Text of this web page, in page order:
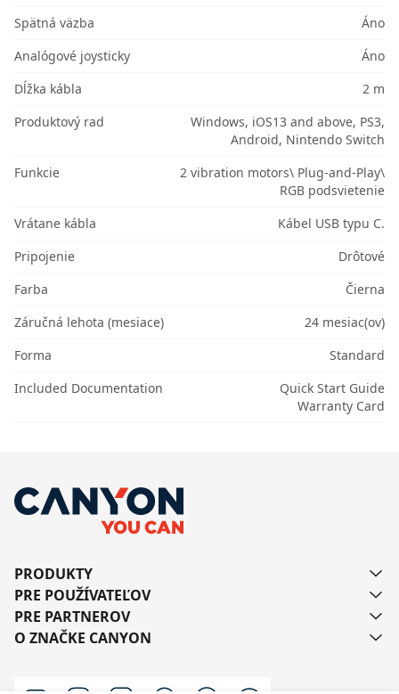
Spätná väzba
Áno
Analógové joysticky
Áno
Dĺžka kábla
2 m
Produktový rad
Windows, iOS13 and above, PS3,
Android, Nintendo Switch
Funkcie
2 vibration motors\ Plug-and-Play\
RGB podsvietenie
Vrátane kábla
Kábel USB typu C.
Pripojenie
Drôtové
Farba
Čierna
Záručná lehota (mesiace)
24 mesiac(ov)
Forma
Standard
Included Documentation
Quick Start Guide
Warranty Card
PRODUKTY
PRE POUŽÍVATEĽOV
PRE PARTNEROV
O ZNAČKE CANYON